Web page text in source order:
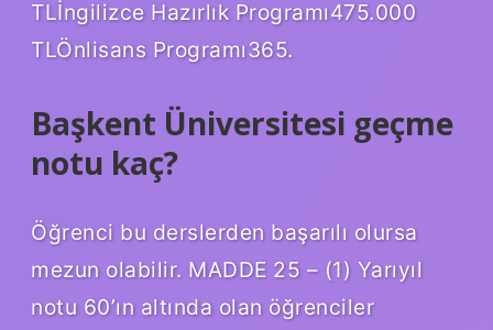
TLİngilizce Hazırlık Programı475.000
TLÖnlisans Programı365.
Başkent Üniversitesi geçme
notu kaç?
Öğrenci bu derslerden başarılı olursa
mezun olabilir. MADDE 25 – (1) Yarıyıl
notu 60’ın altında olan öğrenciler